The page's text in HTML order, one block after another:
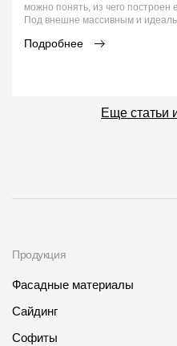
можно понять, из чего построен
Под внешне массивным и
Подробнее
Еще статьи
Продукция
Фасадные материалы
Сайдинг
Софиты